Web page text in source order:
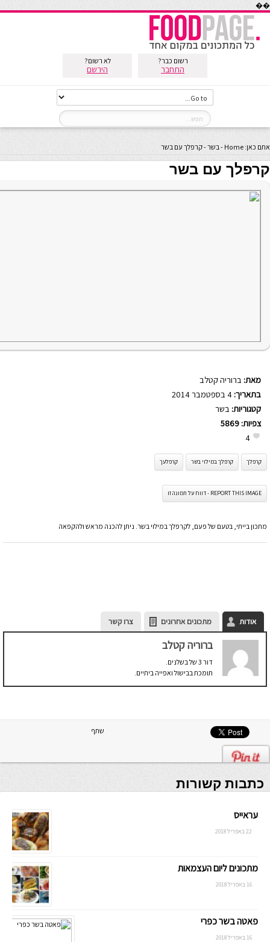
��
רשום כבר?
התחבר
לא רשום?
הירשם
אתם כאן: Home
-בשר-קרפלך עם בשר
קרפלך עם בשר
מאת: ברוריה קטלב
בתאריך:
קטגוריות: בשר
צפיות: 5869
4
קרפלך קרפלך במילוי בשר קרפלעך
REPORT THIS IMAGE - דווח על תמונה זו
מתכון בייתי, בטעם של פעם, לקרפלך במילוי בשר. ניתן להכנה מראש ולהקפאה
אודות מתכונים אחרונים צרו קשר
ברוריה קטלב
דור 3 של בשלנים.
תומכת בבישול ואפייה ביתיים.
שתף
כתבות קשורות
עראייס
22 באפריל 2018
מתכונים ליום העצמאות
16 באפריל 2018
פאטה בשר כפרי
16 באפריל 2018